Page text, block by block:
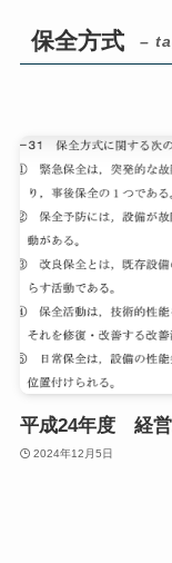
保全方式 –
平成24年度 経
2024年12月5日